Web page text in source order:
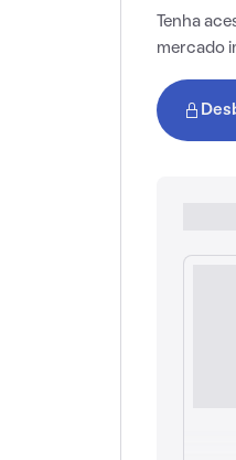
Tenha
mercado